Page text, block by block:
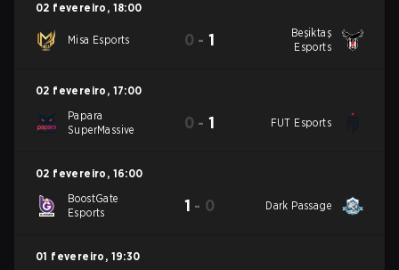
02 fevereiro , 18:00
Misa Esports 0 -1
Beşiktaş
Esports
02 fevereiro , 17:00
Papara
SuperMassive
0 -1 FUT Esports
02 fevereiro , 16:00
BoostGate
Esports
1 - 0 Dark Passage
01 fevereiro , 19:30